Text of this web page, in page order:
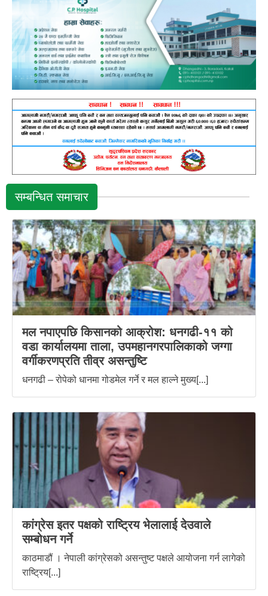
सम्बन्धित समाचार
मल नपाएपछि किसानको आक्रोश: धनगढी-११ को
वडा कार्यालयमा ताला, उपमहानगरपालिकाको जग्गा
वर्गीकरणप्रति तीव्र असन्तुष्टि
धनगढी – रोपेको धानमा गोडमेल गर्ने र मल हाल्ने मुख्य[...]
कांग्रेस इतर पक्षको राष्ट्रिय भेलालाई देउवाले
सम्बोधन गर्ने
काठमाडौं । नेपाली कांग्रेसको असन्तुष्ट पक्षले आयोजना गर्न लागेको
राष्ट्रिय[...]